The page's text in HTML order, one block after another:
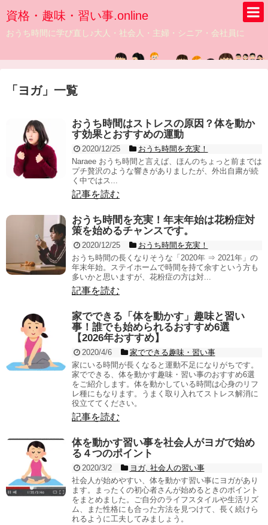
資格・趣味・習い事.online
おうち時間に学び直し♪大人・社会人・主婦・シニア・会社員に
「 ヨガ」 一覧
おうち時間はストレスの原因？体を動か
す効果とおすすめの運動
2020/12/25
おうち時間を充実！
Naraee おうち時間と言えば、ほんのちょっと前までは
プチ贅沢のような響きがありましたが、外出自粛が続
く中ではス...
記事を読む
おうち時間を充実！年末年始は花粉症対
策を始めるチャンスです。
2020/12/25
おうち時間を充実！
おうち時間の長くなりそうな「2020年 ⇒ 2021年」の
年末年始。ステイホームで時間を持て余すという方も
多いかと思いますが、花粉症の方は対...
記事を読む
家でできる「体を動かす」趣味と習い
事！誰でも始められるおすすめ6選
【2026年おすすめ】
2020/4/6
家でできる趣味・習い事
家にいる時間が長くなると運動不足になりがちです。
家でできる、体を動かす趣味・習い事のおすすめ6選
をご紹介します。体を動かしている時間は心身のリフ
レ種にもなります。うまく取り入れてストレス解消に
役立ててください。
記事を読む
体を動かす習い事を社会人がヨガで始め
る４つのポイント
2020/3/2 ヨガ, 社会人の習い事
社会人が始めやすい、体を動かす習い事にヨガがあり
ます。まったくの初心者さんが始めるときのポイント
をまとめました。ご自分のライフスタイルや生活リズ
ム、また性格にも合った方法を見つけて、長く続けら
れるように工夫してみましょう。